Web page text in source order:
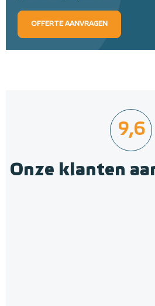
OFFERTE AANVRAGEN
9,6
Onze klanten